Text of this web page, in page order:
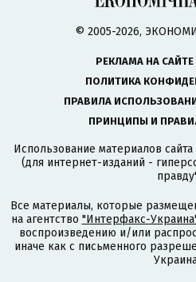
© 2005-2026,
РЕКЛАМА НА САЙТЕ
ПОЛИТИКА
ПРАВИЛА
ПРИНЦИПЫ И
Использование материалов
(для интернет-изданий -
Все материалы, которые
на агентство "Интерфакс-
воспроизведению и/или
иначе как с письменного